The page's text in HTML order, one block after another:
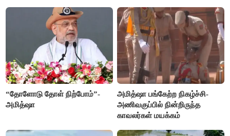
“தோளோடு தோள் நிற்போம்”-
அமித்ஷா
அமித்ஷா பங்கேற்ற நிகழ்ச்சி-
அணிவகுப்பில் நின்றிருந்த
காவலர்கள் மயக்கம்